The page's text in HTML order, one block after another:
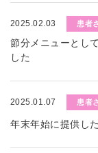
2025.02.03 患者
節分メニューとし
した
2025.01.07 患者
年末年始に提供し